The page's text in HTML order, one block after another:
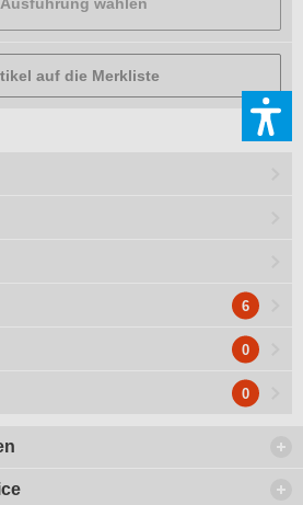
auf die Merkliste
6
0
0